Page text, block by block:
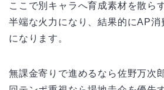
ここで別キャラへ育成素材を散ら
半端な火力になり、結果的にAP消
になります。
無課金寄りで進めるなら佐野万次